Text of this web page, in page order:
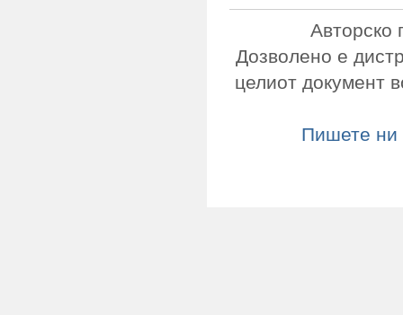
Авторско
Дозволено е
целиот документ
Пишете ни